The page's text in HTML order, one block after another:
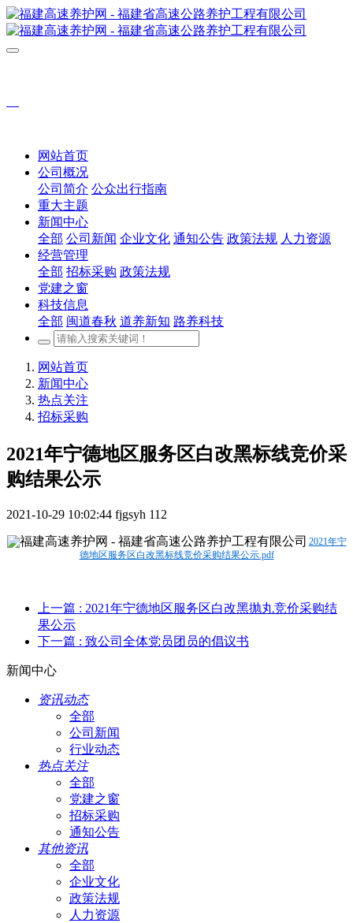
网站首页
公司概况
公司简介 公众出行指南
重大主题
新闻中心
全部 公司新闻 企业文化 通知公告 政策法规 人力资源
经营管理
全部 招标采购 政策法规
党建之窗
科技信息
全部 闽道春秋 道养新知 路养科技
网站首页
新闻中心
热点关注
招标采购
2021年宁德地区服务区白改黑标线竞价采
购结果公示
2021-10-29 10:02:44 fjgsyh 112
2021年宁
德地区服务区白改黑标线竞价采购结果公示.pdf
上一篇 : 2021年宁德地区服务区白改黑抛丸竞价采购结
果公示
下一篇 : 致公司全体党员团员的倡议书
新闻中心
资讯动态
全部
公司新闻
行业动态
热点关注
全部
党建之窗
招标采购
通知公告
其他资讯
全部
企业文化
政策法规
人力资源